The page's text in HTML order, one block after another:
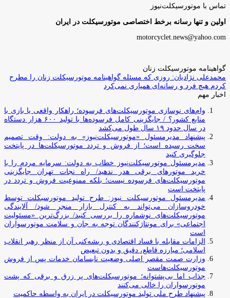
تماس با موتورسیکلت‌نیوز
اولین و تنها رسانه برخط اختصاصی موتورسیکلت در ایران
motorcyclet.news@yahoo.com
گواهینامه موتورسیکلت زنان
محمدعلی نژادیان: روزی که مسئله گواهینامه موتورسیکلت زنان را مطرح
کردم هیچ فرد و رسانه‌ای همیاری نمی‌کرد
اخبار مهم
وام‌های نوسازی موتورسیکلت‌های فرسوده؛ راهکار واقعی یا بازی با
منابع کشور؟ / جایگزینی کامل فرسوده‌ها با تولید ۶۰۰ هزار دستگاه
در سال حدود ۱۹ سال طول می‌کشد
پیشنهاد مدیرمسئول «موتورسیکلت‌نیوز» به دولت: وقت تصمیم
سخت رسیده است؛ از فروش و تردد موتورسیکلت‌ها در پایتخت
جلوگیری کنید
مدیرمسئول موتورسیکلت‌نیوز خطاب به دولت: سرمایه مردم را با
خرید موتورهای برقی هدر ندهید/ راه نجات تهران جایگزینی
موتورسیکلت‌های فرسوده نیست؛ بلکه ممنوعیت فروش و تردد در
پایتخت است
مدیرمسئول موتورسیکلت نیوز: طرح تولید موتورسیکلت توسط
خودروسازان می‌تواند به کنترل بازار منجر شود/ آلایندگی
موتورسیکلت‌های نوشماره را بررسی کنید/ بزرگ‌ترین «مسئولیت
اجتماعی» برای مونتاژکنندگان توجه به جان و سلامت موتورسواران
است
الزامات مقابله با فساد اقتصادی و ریشه‌کنی آن از منظر رهبر انقلاب
اسلامی؛ مبارزه قاطع، دقیق و بدون تبعیض
وزارت صمت مقصر اصلی وضعیت نابسامان خدمات پس از فروش
موتورسیکلت‌هاست
جذاب اما بی‌پشتوانه؛ موتورسیکلت‌های پر زرق‌ و برقی که پشت
موتورسواران را خالی می‌کنند
پیشنهاد طرح ملی تولید موتورسیکلت در ایران به واسطه حاکمیت